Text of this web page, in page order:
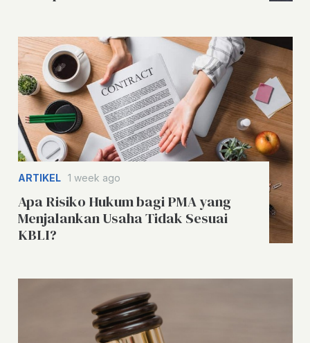
ARTIKEL 1 week ago
Apa Risiko Hukum bagi PMA yang
Menjalankan Usaha Tidak Sesuai
KBLI?